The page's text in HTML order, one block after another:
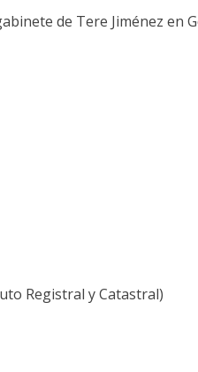
de Tere Jiménez en
Registral y Catastral)